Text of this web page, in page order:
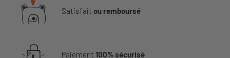
Satisfait ou remboursé
Paiement 100% sécurisé